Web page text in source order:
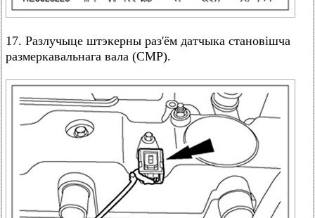
17. Разлучыце штэкерны раз'ём датчыка становішча
размеркавальнага вала (СМР).